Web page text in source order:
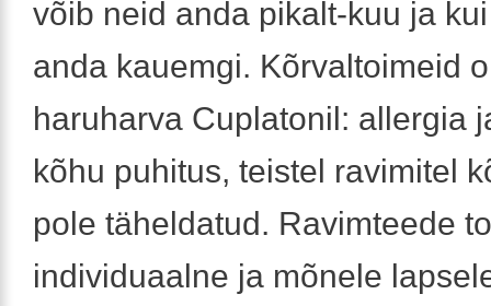
võib neid anda pikalt-kuu ja
anda kauemgi. Kõrvaltoimeid
haruharva Cuplatonil: allergia
kõhu puhitus, teistel ravimitel
pole täheldatud. Ravimteede
individuaalne ja mõnele